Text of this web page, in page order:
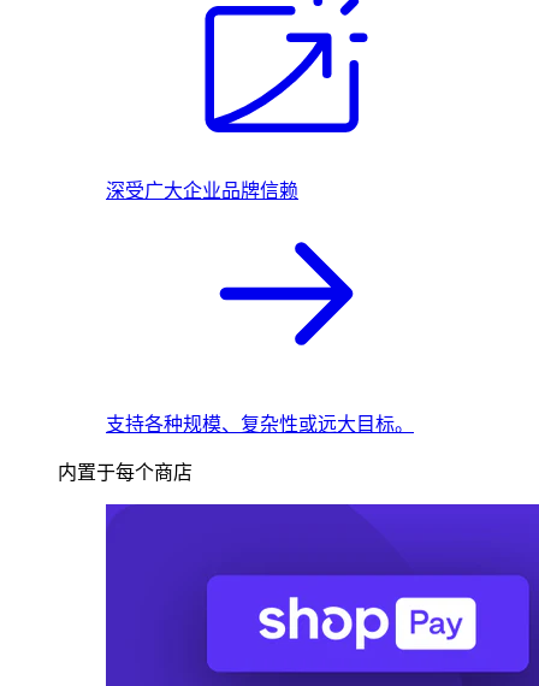
深受广大企业品牌信赖
支持各种规模、复杂性或远大目标。
内置于每个商店